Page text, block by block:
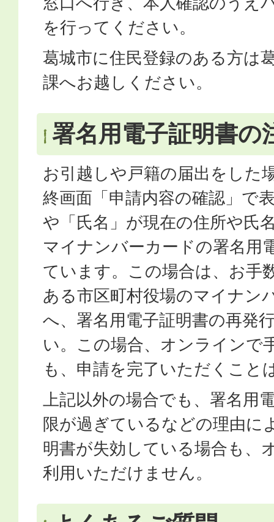
を行ってください。
葛城市に住民登録のある方は
課へお越しください。
署名用電子証明書の
お引越しや戸籍の届出をした
終画面「申請内容の確認」で
や「氏名」が現在の住所や氏
マイナンバーカードの署名用
ています。この場合は、お手
ある市区町村役場のマイナン
へ、署名用電子証明書の再発
い。この場合、オンラインで
も、申請を完了いただくこと
上記以外の場合でも、署名用
限が過ぎているなどの理由に
明書が失効している場合も、
利用いただけません。